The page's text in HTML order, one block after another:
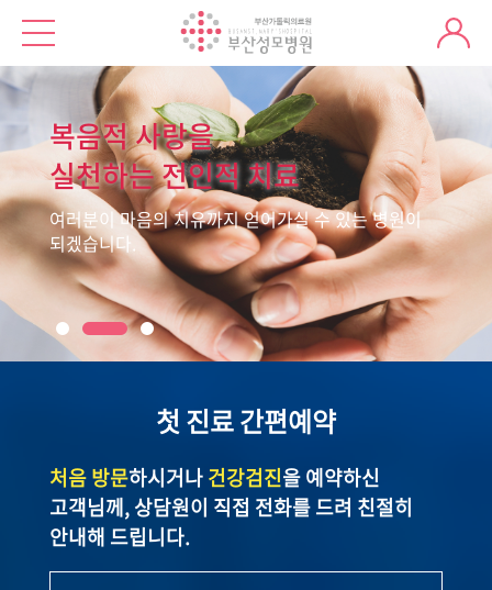
복음적 사랑을
실천하는 전인적 치료
여러분이 마음의 치유까지 얻어가실 수 있는 병원이
되겠습니다.
첫 진료 간편예약
처음 방문하시거나건강검진을 예약하신
고객님께, 상담원이 직접 전화를 드려 친절히
안내해 드립니다.